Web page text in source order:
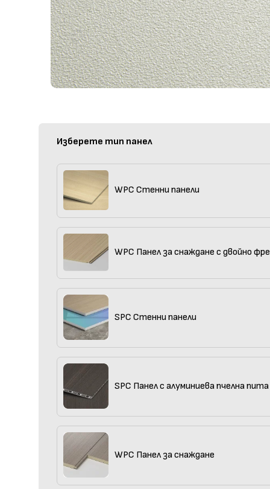
Изберете тип панел
WPC Стенни панели
WPC Панел за снаждане с двойно
SPC Стенни панели
SPC Панел с алуминиева пчелна пита
WPC Панел за снаждане